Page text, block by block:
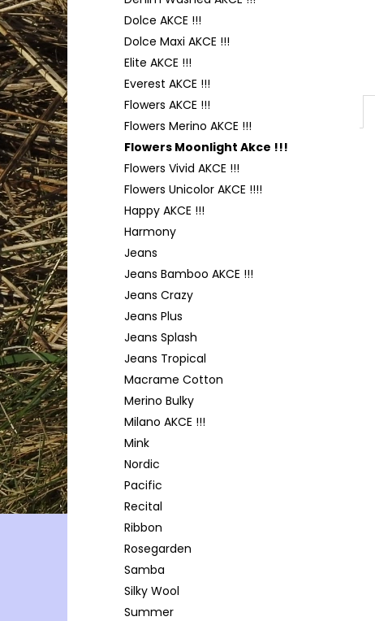
l
Dolce AKCE !!!
Dolce Maxi AKCE !!!
Elite AKCE !!!
Everest AKCE !!!
Flowers AKCE !!!
Flowers Merino AKCE !!!
Flowers Moonlight Akce !!!
Flowers Vivid AKCE !!!
Flowers Unicolor AKCE !!!!
Happy AKCE !!!
Harmony
Jeans
Jeans Bamboo AKCE !!!
Jeans Crazy
Jeans Plus
Jeans Splash
Jeans Tropical
Macrame Cotton
Merino Bulky
Milano AKCE !!!
Mink
Nordic
Pacific
Recital
Ribbon
Rosegarden
Samba
Silky Wool
Summer
YARNART FLOWERS 274
200 Kč